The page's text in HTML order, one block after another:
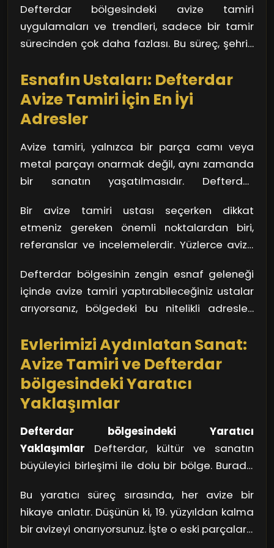
sanat eseri yaratmak gibidir!
ediyor.
tarzlar, her kesime hitap edebiliyor. Ayrıca,
çevre dostu malzemelerin kullanımı ile
modern avizelerin etkinliğinin artırılması,
hem estetik hem de çevresel faktörler göz
önünde bulunduruluyor.
Defterdar bölgesindeki avize tamiri
uygulamaları ve trendleri, sadece bir tamir
sürecinden çok daha fazlası. Bu süreç, şehrin
yansıtan önemli bir yolculuk. Ve evet, kim bilir,
belki de bir avize, geçmişten gelen bir hikaye
ile hayatınıza yeni bir ışık katabilir.
Esnafın Ustaları: Defterdar
Avize Tamiri İçin En İyi
Adresler
Avize tamiri, yalnızca bir parça camı veya
metal parçayı onarmak değil, aynı zamanda
bir sanatın yaşatılmasıdır. Defterdar
kuşaktan kuşağa aktarılan teknikler ve
becerilerle donanmıştır. Bu ustalar, avizenizin
her bir detayına özen göstererek, onu yeniden
hayata döndürür. El işçiliğinin ön planda
olduğu bu tamir işlemleri, her parçada sanatı
ve estetiği barındırır.
Bir avize tamiri ustası seçerken dikkat
etmeniz gereken önemli noktalardan biri,
referanslar ve incelemelerdir. Yüzlerce avize
bir müşteri portföyüne sahiptir. Ayrıca, ustanın
kullandığı malzemelerin kalitesi de çok
önemlidir. Kaliteden ödün vermeyen bir
artırır.
Defterdar bölgesinin zengin esnaf geleneği
içinde avize tamiri yaptırabileceğiniz ustalar
arıyorsanız, bölgedeki bu nitelikli adresleri
avize tamiri sadece bir işi değil, bir sanatı
yaşatmak anlamına geliyor!
Evlerimizi Aydınlatan Sanat:
Avize Tamiri ve Defterdar
bölgesindeki Yaratıcı
Yaklaşımlar
Defterdar bölgesindeki Yaratıcı
Yaklaşımlar Defterdar, kültür ve sanatın
büyüleyici birleşimi ile dolu bir bölge. Burada
zamanda bir sanat. Sanatçılar, her gün
karşılaştığımız bu sorunları çözmenin yenilikçi
yollarını arıyor. Eski bir avizeyi, doğru
Bu yaratıcı süreç sırasında, her avize bir
hikaye anlatır. Düşünün ki, 19. yüzyıldan kalma
bir avizeyi onarıyorsunuz. İşte o eski parçalara